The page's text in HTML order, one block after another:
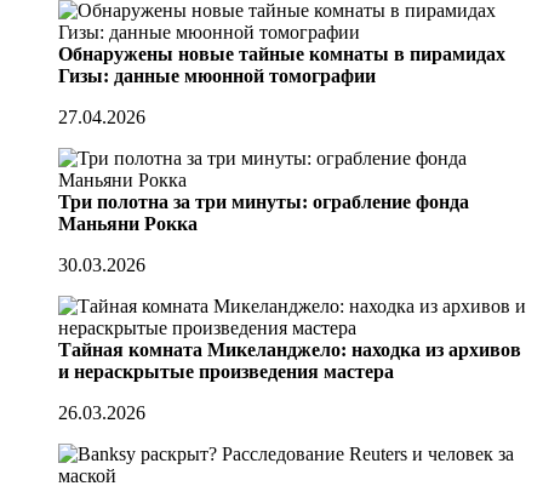
Обнаружены новые тайные комнаты в пирамидах
Гизы: данные мюонной томографии
27.04.2026
Три полотна за три минуты: ограбление фонда
Маньяни Рокка
30.03.2026
Тайная комната Микеланджело: находка из архивов
и нераскрытые произведения мастера
26.03.2026